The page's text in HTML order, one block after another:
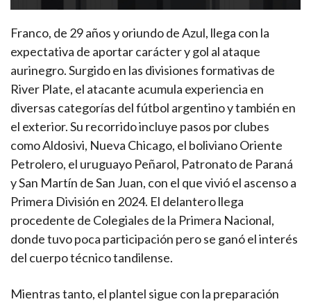
Franco, de 29 años y oriundo de Azul, llega con la
expectativa de aportar carácter y gol al ataque
aurinegro. Surgido en las divisiones formativas de
River Plate, el atacante acumula experiencia en
diversas categorías del fútbol argentino y también en
el exterior. Su recorrido incluye pasos por clubes
como Aldosivi, Nueva Chicago, el boliviano Oriente
Petrolero, el uruguayo Peñarol, Patronato de Paraná
y San Martín de San Juan, con el que vivió el ascenso a
Primera División en 2024. El delantero llega
procedente de Colegiales de la Primera Nacional,
donde tuvo poca participación pero se ganó el interés
del cuerpo técnico tandilense.
Mientras tanto, el plantel sigue con la preparación